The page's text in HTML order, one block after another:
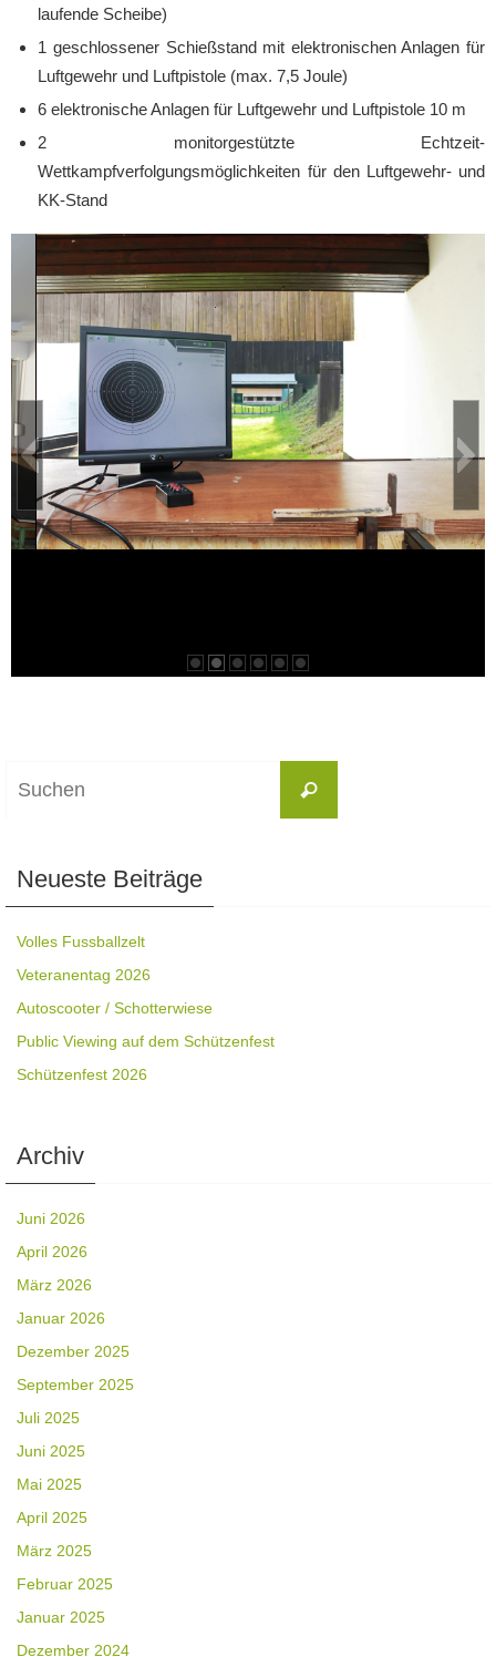
laufende Scheibe)
1 geschlossener Schießstand mit elektronischen Anlagen für
Luftgewehr und Luftpistole (max. 7,5 Joule)
6 elektronische Anlagen für Luftgewehr und Luftpistole 10 m
2 monitorgestützte Echtzeit-
Wettkampfverfolgungsmöglichkeiten für den Luftgewehr- und
KK-Stand
Suchen
Neueste Beiträge
Volles Fussballzelt
Veteranentag 2026
Autoscooter / Schotterwiese
Public Viewing auf dem Schützenfest
Schützenfest 2026
Archiv
Juni 2026
April 2026
März 2026
Januar 2026
Dezember 2025
September 2025
Juli 2025
Juni 2025
Mai 2025
April 2025
März 2025
Februar 2025
Januar 2025
Dezember 2024